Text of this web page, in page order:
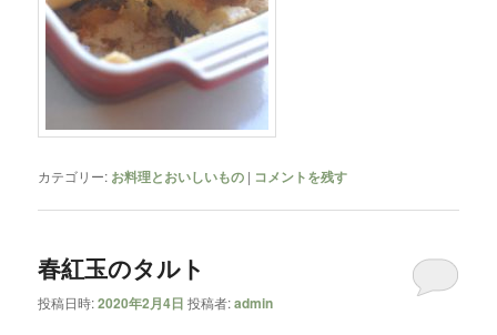
カテゴリー: お料理とおいしいもの | コメントを残す
春紅玉のタルト
投稿日時:2020年2月4日 投稿者:admin